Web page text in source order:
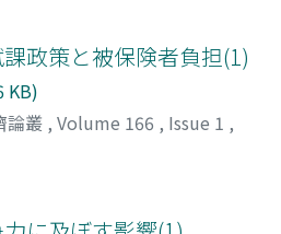
政策と被保険者負担(1)
KB)
論叢 , Volume 166 , Issue 1 ,